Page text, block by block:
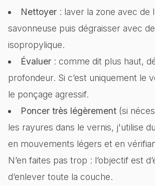
Nettoyer: laver la zone avec de
savonneuse puis dégraisser avec de
isopropylique.
Évaluer: comme dit plus haut,
profondeur. Si c’est uniquement le
le ponçage agressif.
Poncer très légèrement(si
les rayures dans le vernis, j'utilise
en mouvements légers et en
N’en faites pas trop : l’objectif est
d’enlever toute la couche.